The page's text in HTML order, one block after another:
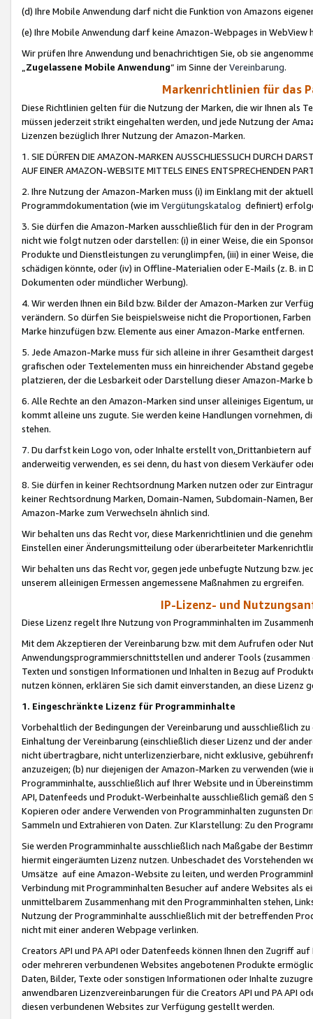
(d) Ihre Mobile Anwendung darf nicht die Funktion von Amazons
(e) Ihre Mobile Anwendung darf keine Amazon-Webpages in WebView
Wir prüfen Ihre Anwendung und benachrichtigen Sie, ob sie
„Zugelassene Mobile Anwendung“ im Sinne derVereinbarung.
Markenrichtlinien für das
Diese Richtlinien gelten für die Nutzung der Marken, die wir Ihnen als
müssen jederzeit strikt eingehalten werden, und jede Nutzung der
Lizenzen bezüglich Ihrer Nutzung der Amazon-Marken.
1. SIE DÜRFEN DIE AMAZON-MARKEN AUSSCHLIESSLICH DURCH
AUF EINER AMAZON-WEBSITE MITTELS EINES ENTSPRECHENDEN
2. Ihre Nutzung der Amazon-Marken muss (i) im Einklang mit der
Programmdokumentation (wie im Vergütungskatalog definiert)
3. Sie dürfen die Amazon-Marken ausschließlich für den in der
nicht wie folgt nutzen oder darstellen: (i) in einer Weise, die ein
Produkte und Dienstleistungen zu verunglimpfen, (iii) in einer Weise,
schädigen könnte, oder (iv) in Offline-Materialien oder E-Mails (z. B. in
Dokumenten oder mündlicher Werbung).
4. Wir werden Ihnen ein Bild bzw. Bilder der Amazon-Marken zur
verändern. So dürfen Sie beispielsweise nicht die Proportionen,
Marke hinzufügen bzw. Elemente aus einer Amazon-Marke entfernen.
5. Jede Amazon-Marke muss für sich alleine in ihrer Gesamtheit
grafischen oder Textelementen muss ein hinreichender Abstand
platzieren, der die Lesbarkeit oder Darstellung dieser Amazon-Marke
6. Alle Rechte an den Amazon-Marken sind unser alleiniges
kommt alleine uns zugute. Sie werden keine Handlungen vornehmen,
stehen.
7. Du darfst kein Logo von, oder Inhalte erstellt von,Drittanbietern auf
anderweitig verwenden, es sei denn, du hast von diesem Verkäufer
8. Sie dürfen in keiner Rechtsordnung Marken nutzen oder zur
keiner Rechtsordnung Marken, Domain-Namen, Subdomain-Namen,
Amazon-Marke zum Verwechseln ähnlich sind.
Wir behalten uns das Recht vor, diese Markenrichtlinien und die
Einstellen einer Änderungsmitteilung oder überarbeiteter
Wir behalten uns das Recht vor, gegen jede unbefugte Nutzung bzw.
unserem alleinigen Ermessen angemessene Maßnahmen zu ergreifen.
IP-Lizenz- und
Diese Lizenz regelt Ihre Nutzung von Programminhalten im
Mit dem Akzeptieren der Vereinbarung bzw. mit dem Aufrufen oder
Anwendungsprogrammierschnittstellen und anderer Tools (zusammen
Texten und sonstigen Informationen und Inhalten in Bezug auf
nutzen können, erklären Sie sich damit einverstanden, an diese Lizenz
1. Eingeschränkte Lizenz für Programminhalte
Vorbehaltlich der Bedingungen der Vereinbarung und ausschließlich
Einhaltung der Vereinbarung (einschließlich dieser Lizenz und der
nicht übertragbare, nicht unterlizenzierbare, nicht exklusive,
anzuzeigen; (b) nur diejenigen der Amazon-Marken zu verwenden
Programminhalte, ausschließlich auf Ihrer Website und in
API, Datenfeeds und Produkt-Werbeinhalte ausschließlich gemäß
Kopieren oder andere Verwenden von Programminhalten zugunsten
Sammeln und Extrahieren von Daten. Zur Klarstellung: Zu den
Sie werden Programminhalte ausschließlich nach Maßgabe der
hiermit eingeräumten Lizenz nutzen. Unbeschadet des Vorstehenden
Umsätze auf eine Amazon-Website zu leiten, und werden
Verbindung mit Programminhalten Besucher auf andere Websites als
unmittelbarem Zusammenhang mit den Programminhalten stehen,
Nutzung der Programminhalte ausschließlich mit der betreffenden
nicht mit einer anderen Webpage verlinken.
Creators API und PA API oder Datenfeeds können Ihnen den Zugriff
oder mehreren verbundenen Websites angebotenen Produkte
Daten, Bilder, Texte oder sonstigen Informationen oder Inhalte
anwendbaren Lizenzvereinbarungen für die Creators API und PA API
diesen verbundenen Websites zur Verfügung gestellt werden.